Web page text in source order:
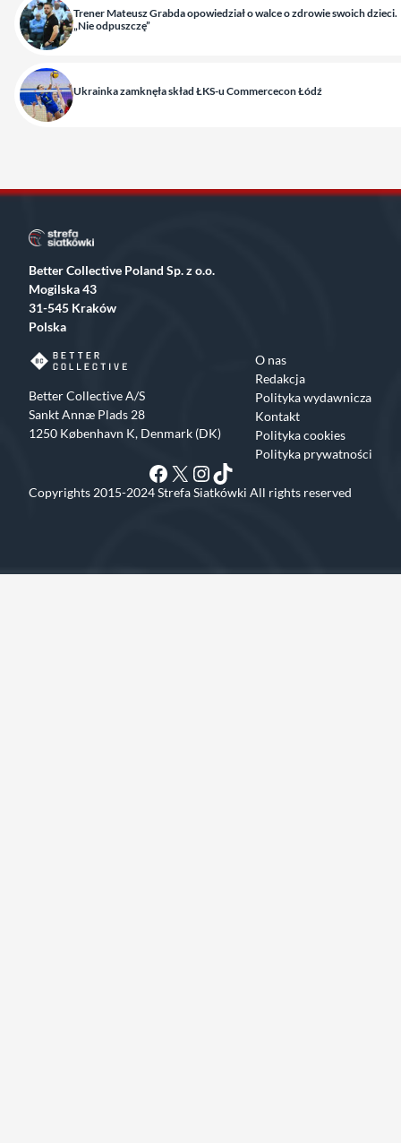
Trener Mateusz Grabda opowiedział o walce o zdrowie swoich dzieci.
„Nie odpuszczę”
Ukrainka zamknęła skład ŁKS-u Commercecon Łódź
Better Collective Poland Sp. z o.o.
Mogilska 43
31-545 Kraków
Polska
Better Collective A/S
Sankt Annæ Plads 28
1250 København K, Denmark (DK)
O nas
Redakcja
Polityka wydawnicza
Kontakt
Polityka cookies
Polityka prywatności
Facebook
X Instagram
TikTok
Copyrights 2015-2024 Strefa Siatkówki All rights reserved